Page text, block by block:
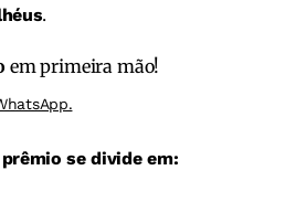
.
em primeira mão!
se divide em: